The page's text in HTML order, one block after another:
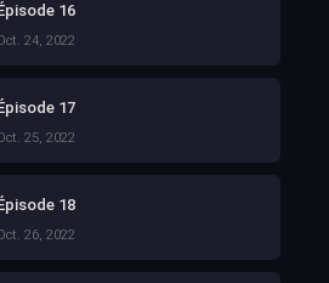
16
24, 2022
17
25, 2022
18
26, 2022